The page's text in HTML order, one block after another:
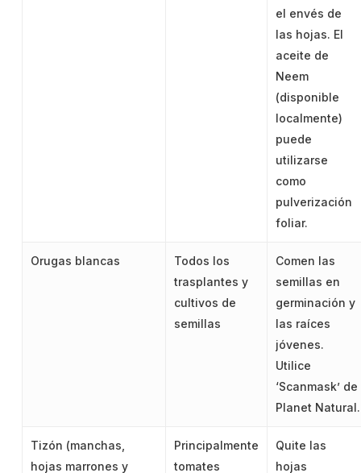
el envés de
las hojas. El
aceite de
Neem
(disponible
localmente)
puede
utilizarse
como
pulverización
foliar.
Orugas blancas
Todos los
trasplantes y
cultivos de
semillas
Comen las
semillas en
germinación y
las raíces
jóvenes.
Utilice
‘Scanmask’ de
Planet Natural.
Tizón (manchas,
hojas marrones y
Principalmente
tomates
Quite las
hojas